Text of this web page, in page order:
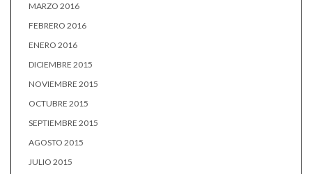
MARZO 2016
FEBRERO 2016
ENERO 2016
DICIEMBRE 2015
NOVIEMBRE 2015
OCTUBRE 2015
SEPTIEMBRE 2015
AGOSTO 2015
JULIO 2015